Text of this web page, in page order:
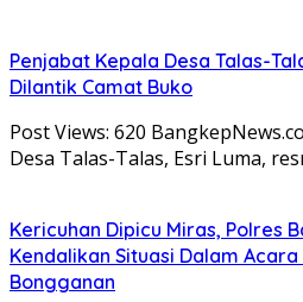
Penjabat Kepala Desa Talas-
Dilantik Camat Buko
Post Views: 620
Desa Talas-Talas, Esri Luma,
Kericuhan Dipicu Miras, Polres
Kendalikan Situasi Dalam Acara
Bongganan